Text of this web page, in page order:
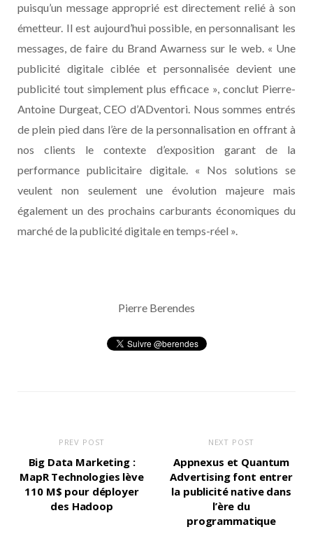
puisqu’un message approprié est directement relié à son
émetteur. Il est aujourd’hui possible, en personnalisant les
messages, de faire du Brand Awarness sur le web. « Une
publicité digitale ciblée et personnalisée devient une
publicité tout simplement plus efficace », conclut Pierre-
Antoine Durgeat, CEO d’ADventori. Nous sommes entrés
de plein pied dans l’ère de la personnalisation en offrant à
nos clients le contexte d’exposition garant de la
performance publicitaire digitale. « Nos solutions se
veulent non seulement une évolution majeure mais
également un des prochains carburants économiques du
marché de la publicité digitale en temps-réel ».
Pierre Berendes
PREV POST
Big Data Marketing :
MapR Technologies lève
110 M$ pour déployer
des Hadoop
NEXT POST
Appnexus et Quantum
Advertising font entrer
la publicité native dans
l’ère du
programmatique